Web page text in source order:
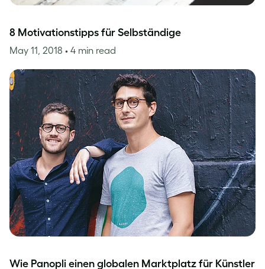
8 Motivationstipps für Selbständige
May 11, 2018 • 4 min read
Wie Panopli einen globalen Marktplatz für Künstler